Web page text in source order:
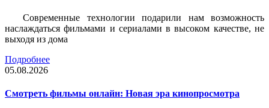
Современные технологии подарили нам возможность
наслаждаться фильмами и сериалами в высоком качестве, не
выходя из дома
Подробнее
05.08.2026
Смотреть фильмы онлайн: Новая эра кинопросмотра